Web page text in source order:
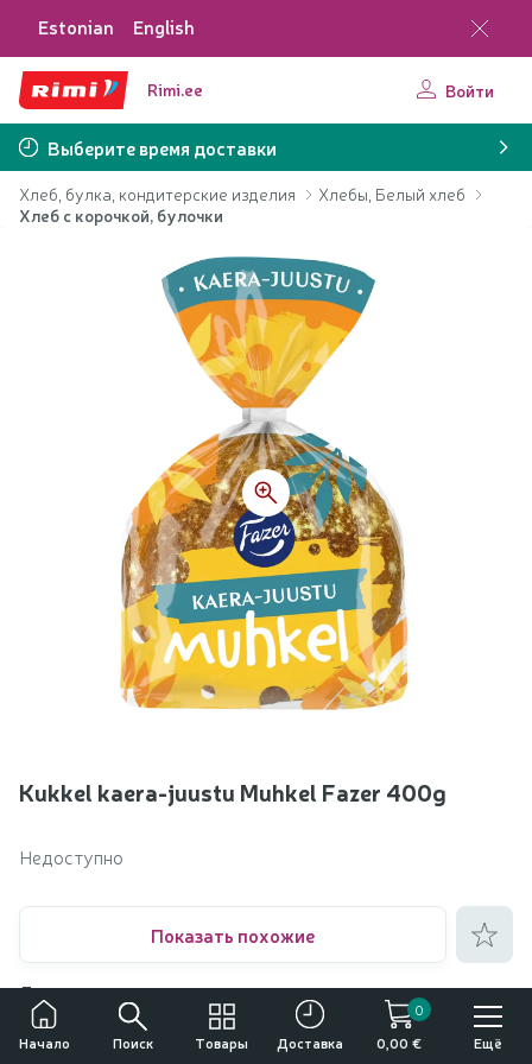
Estonian English
Rimi.ee Войти
Выберите время доставки
Хлеб, булка, кондитерские изделия
Хлебы, Белый хлеб
Хлеб с корочкой, булочки
Kukkel kaera-juustu Muhkel Fazer 400g
Недоступно
Показать похожие
Другие товары от Fazer
Употребление алкоголя вредит вашему здоровью
Продажа, покупка и передача алкоголя несовершеннолетним лицам
Начало Поиск Товары Доставка
0
0,00 €
Ещё